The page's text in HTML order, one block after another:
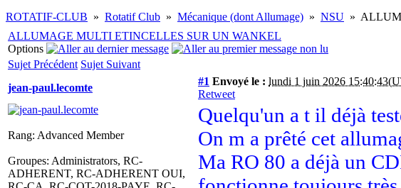
ROTATIF-CLUB » Rotatif Club » Mécanique (dont Allumage) » NSU »
ALLUMAGE MULTI ETINCELLES SUR UN WANKEL
Options
Sujet Précédent Sujet Suivant
jean-paul.lecomte
#1 Envoyé le : lundi 1 juin 2026
Retweet
Rang: Advanced Member
Groupes: Administrators, RC-
ADHERENT, RC-ADHERENT OUI,
Quelqu'un a t il déjà
On m a prêté cet
Ma RO 80 a déjà un